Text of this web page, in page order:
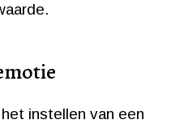
instellen van een